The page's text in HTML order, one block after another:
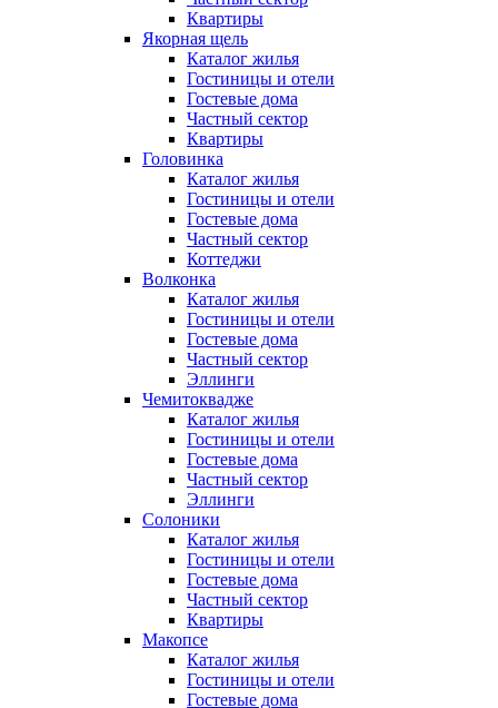
Квартиры
Якорная щель
Каталог жилья
Гостиницы и отели
Гостевые дома
Частный сектор
Квартиры
Головинка
Каталог жилья
Гостиницы и отели
Гостевые дома
Частный сектор
Коттеджи
Волконка
Каталог жилья
Гостиницы и отели
Гостевые дома
Частный сектор
Эллинги
Чемитоквадже
Каталог жилья
Гостиницы и отели
Гостевые дома
Частный сектор
Эллинги
Солоники
Каталог жилья
Гостиницы и отели
Гостевые дома
Частный сектор
Квартиры
Макопсе
Каталог жилья
Гостиницы и отели
Гостевые дома